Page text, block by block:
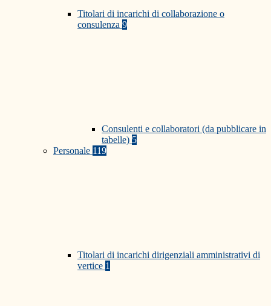
Titolari di incarichi di collaborazione o
consulenza 9
Consulenti e collaboratori (da pubblicare in
tabelle) 5
Personale 119
Titolari di incarichi dirigenziali amministrativi di
vertice 1